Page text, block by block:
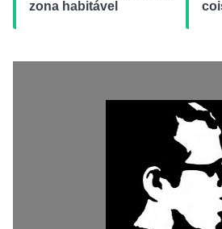
zona habitável